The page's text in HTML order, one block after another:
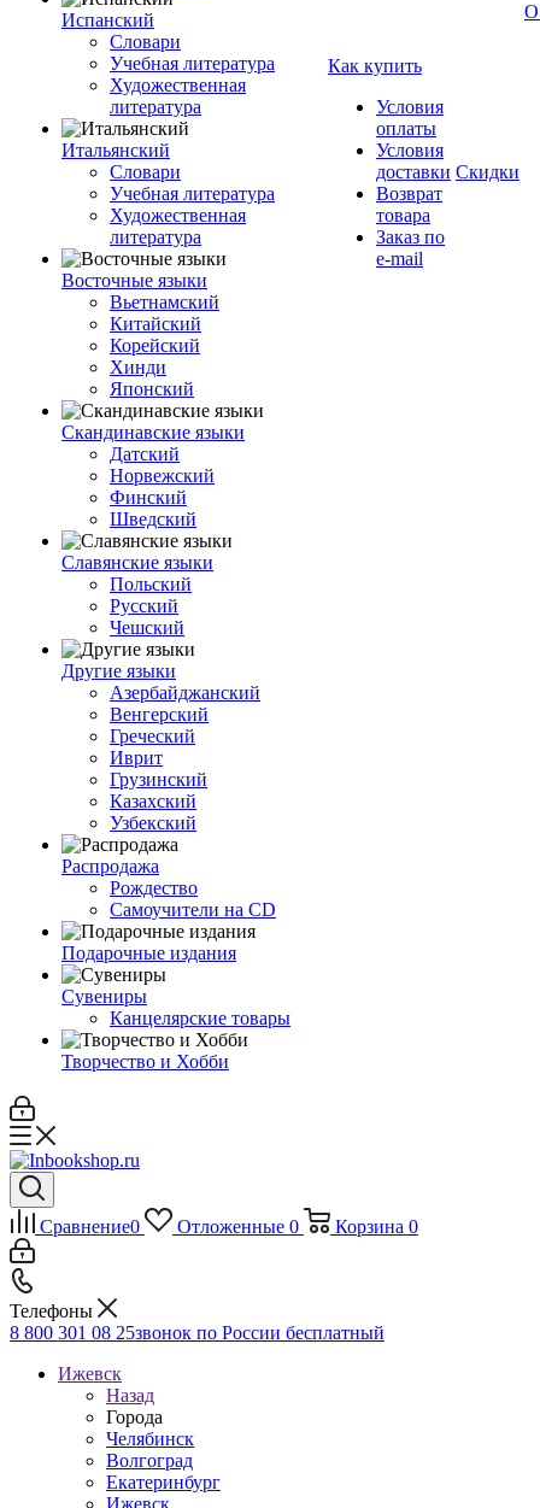
Испанский
Словари
Учебная литература
Художественная
литература
Итальянский
Словари
Учебная литература
Художественная
литература
Восточные языки
Вьетнамский
Китайский
Корейский
Хинди
Японский
Скандинавские языки
Датский
Норвежский
Финский
Шведский
Славянские языки
Польский
Русский
Чешский
Другие языки
Азербайджанский
Венгерский
Греческий
Иврит
Грузинский
Казахский
Узбекский
Распродажа
Рождество
Самоучители на CD
Подарочные издания
Сувениры
Канцелярские товары
Творчество и Хобби
Как купить
Условия
оплаты
Условия
доставки
Возврат
товара
Заказ по
e-mail
Скидки
О
Сравнение0 Отложенные 0 Корзина 0
Телефоны
8 800 301 08 25звонок по России бесплатный
Ижевск
Назад
Города
Челябинск
Волгоград
Екатеринбург
Ижевск